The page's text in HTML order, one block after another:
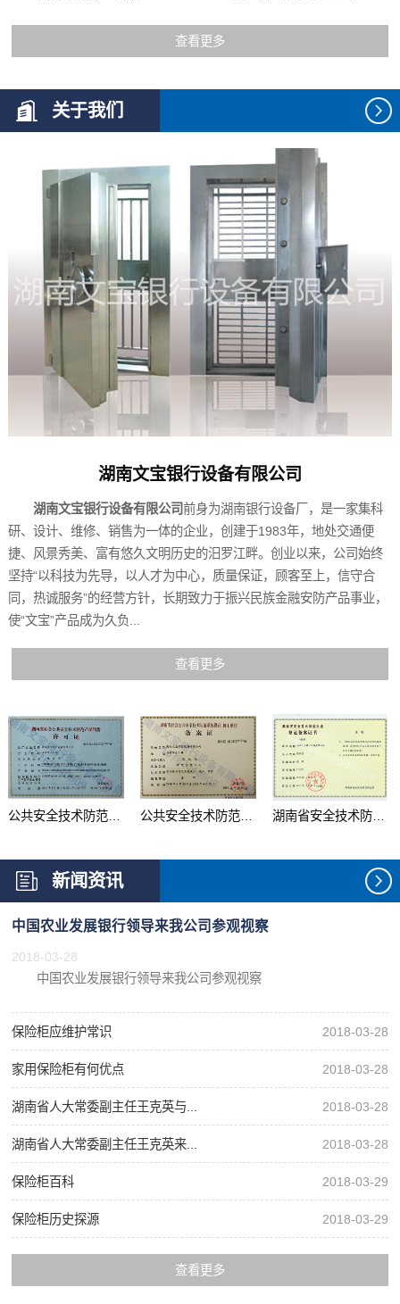
查看更多
关于我们
湖南文宝银行设备有限公司
湖南文宝银行设备有限公司前身为湖南银行设备厂，是一家集科
研、设计、维修、销售为一体的企业，创建于1983年，地处交通便
捷、风景秀美、富有悠久文明历史的汨罗江畔。创业以来，公司始终
坚持“以科技为先导，以人才为中心，质量保证，顾客至上，信守合
同，热诚服务”的经营方针，长期致力于振兴民族金融安防产品事业，
使“文宝”产品成为久负...
查看更多
公共安全技术防范产品... 公共安全技术防范系统... 湖南省安全技术防范行...
新闻资讯
中国农业发展银行领导来我公司参观视察
2018-03-28
中国农业发展银行领导来我公司参观视察
保险柜应维护常识 2018-03-28
家用保险柜有何优点 2018-03-28
湖南省人大常委副主任王克英与... 2018-03-28
湖南省人大常委副主任王克英来... 2018-03-28
保险柜百科 2018-03-29
保险柜历史探源 2018-03-29
查看更多